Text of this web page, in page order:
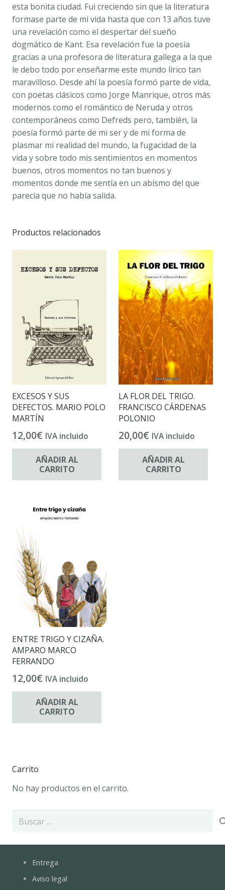
esta bonita ciudad. Fui creciendo sin que la literatura
formase parte de mi vida hasta que con 13 años tuve
una revelación como el despertar del sueño
dogmático de Kant. Esa revelación fue la poesía
gracias a una profesora de literatura gallega a la que
le debo todo por enseñarme este mundo lírico tan
maravilloso. Desde ahí la poesía formó parte de vida,
con poetas clásicos como Jorge Manrique, otros más
modernos como el romántico de Neruda y otros
contemporáneos como Defreds pero, también, la
poesía formó parte de mi ser y de mi forma de
plasmar mi realidad del mundo, la fugacidad de la
vida y sobre todo mis sentimientos en momentos
buenos, otros momentos no tan buenos y
momentos donde me sentía en un abismo del que
parecía que no había salida.
Productos relacionados
EXCESOS Y SUS
DEFECTOS. MARIO POLO
MARTÍN
12,00€ IVA incluido
AÑADIR AL
CARRITO
LA FLOR DEL TRIGO.
FRANCISCO CÁRDENAS
POLONIO
20,00€ IVA incluido
AÑADIR AL
CARRITO
ENTRE TRIGO Y CIZAÑA.
AMPARO MARCO
FERRANDO
12,00€ IVA incluido
AÑADIR AL
CARRITO
Carrito
No hay productos en el carrito.
Entrega
Aviso legal